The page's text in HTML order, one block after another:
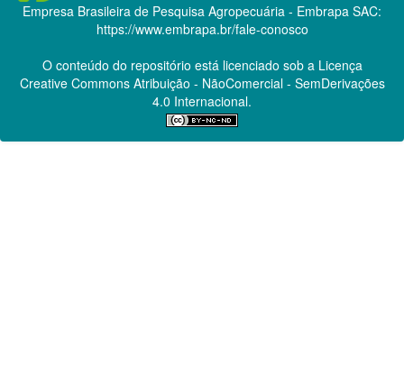
Empresa Brasileira de Pesquisa Agropecuária - Embrapa SAC:
https://www.embrapa.br/fale-conosco
O conteúdo do repositório está licenciado sob a Licença
Creative CommonsAtribuição - NãoComercial - SemDerivações
4.0 Internacional.